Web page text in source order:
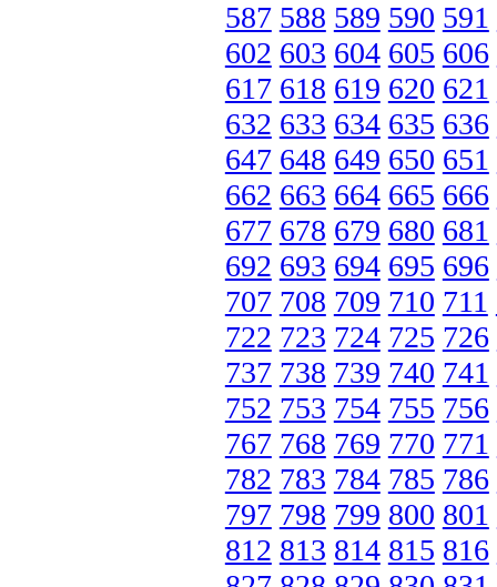
587 588 589 590 591
602 603 604 605 606
617 618 619 620 621
632 633 634 635 636
647 648 649 650 651
662 663 664 665 666
677 678 679 680 681
692 693 694 695 696
707 708 709 710 711
722 723 724 725 726
737 738 739 740 741
752 753 754 755 756
767 768 769 770 771
782 783 784 785 786
797 798 799 800 801
812 813 814 815 816